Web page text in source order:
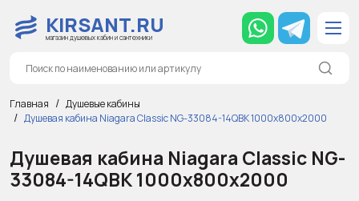
KIRSANT.RU
магазин душевых кабин и сантехники
Главная
Душевые кабины
Душевая кабина Niagara Classic NG-33084-14QBK 1000х800х2000
Душевая кабина Niagara Classic NG-
33084-14QBK 1000х800х2000